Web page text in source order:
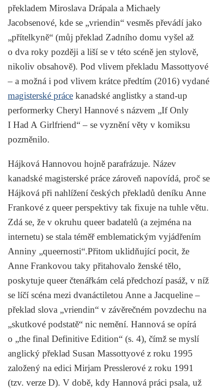
překladem Miroslava Drápala a Michaely
Jacobsenové, kde se „vriendin“ vesměs převádí jako
„přítelkyně“ (můj překlad Zadního domu vyšel až
o dva roky později a liší se v této scéně jen stylově,
nikoliv obsahově). Pod vlivem překladu Massottyové
– a možná i pod vlivem krátce předtím (2016) vydané
magisterské práce kanadské anglistky a stand-up
performerky Cheryl Hannové s názvem „If Only
I Had A Girlfriend“ – se vyznění věty v komiksu
pozměnilo.
Hájková Hannovou hojně parafrázuje. Název
kanadské magisterské práce zároveň napovídá, proč se
Hájková při nahlížení českých překladů deníku Anne
Frankové z queer perspektivy tak fixuje na tuhle větu.
Zdá se, že v okruhu queer badatelů (a zejména na
internetu) se stala téměř emblematickým vyjádřením
Anniny „queernosti“.Přitom uklidňující pocit, že
Anne Frankovou taky přitahovalo ženské tělo,
poskytuje queer čtenářkám celá předchozí pasáž, v níž
se líčí scéna mezi dvanáctiletou Anne a Jacqueline –
překlad slova „vriendin“ v závěrečném povzdechu na
„skutkové podstatě“ nic nemění. Hannová se opírá
o „the final Definitive Edition“ (s. 4), čímž se myslí
anglický překlad Susan Massottyové z roku 1995
založený na edici Mirjam Presslerové z roku 1991
(tzv. verze D). V době, kdy Hannová práci psala, už